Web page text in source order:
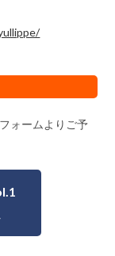
ォームよりご予